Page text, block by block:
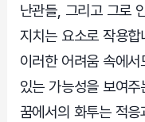
난관들, 그리고 그로
지치는 요소로 작용
이러한 어려움 속에
있는 가능성을 보여
꿈에서의 화투는 적